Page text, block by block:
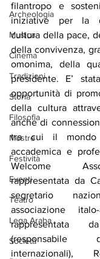
Archeologia
Musica
Cinema
Tradizioni
Storia
Filosofia
Mostre
Festività
Eventi
Teatro
Lega Araba
Società
filantropo e
iniziative per la
cultura della pace,
della convivenza,
omonima, della
presidente. E’
opportunità di
della cultura
anche di
tra cui il mondo
accademica e
Welcome
rappresentata da
segretario
associazione
rappresentata
(responsabile
internazionali),